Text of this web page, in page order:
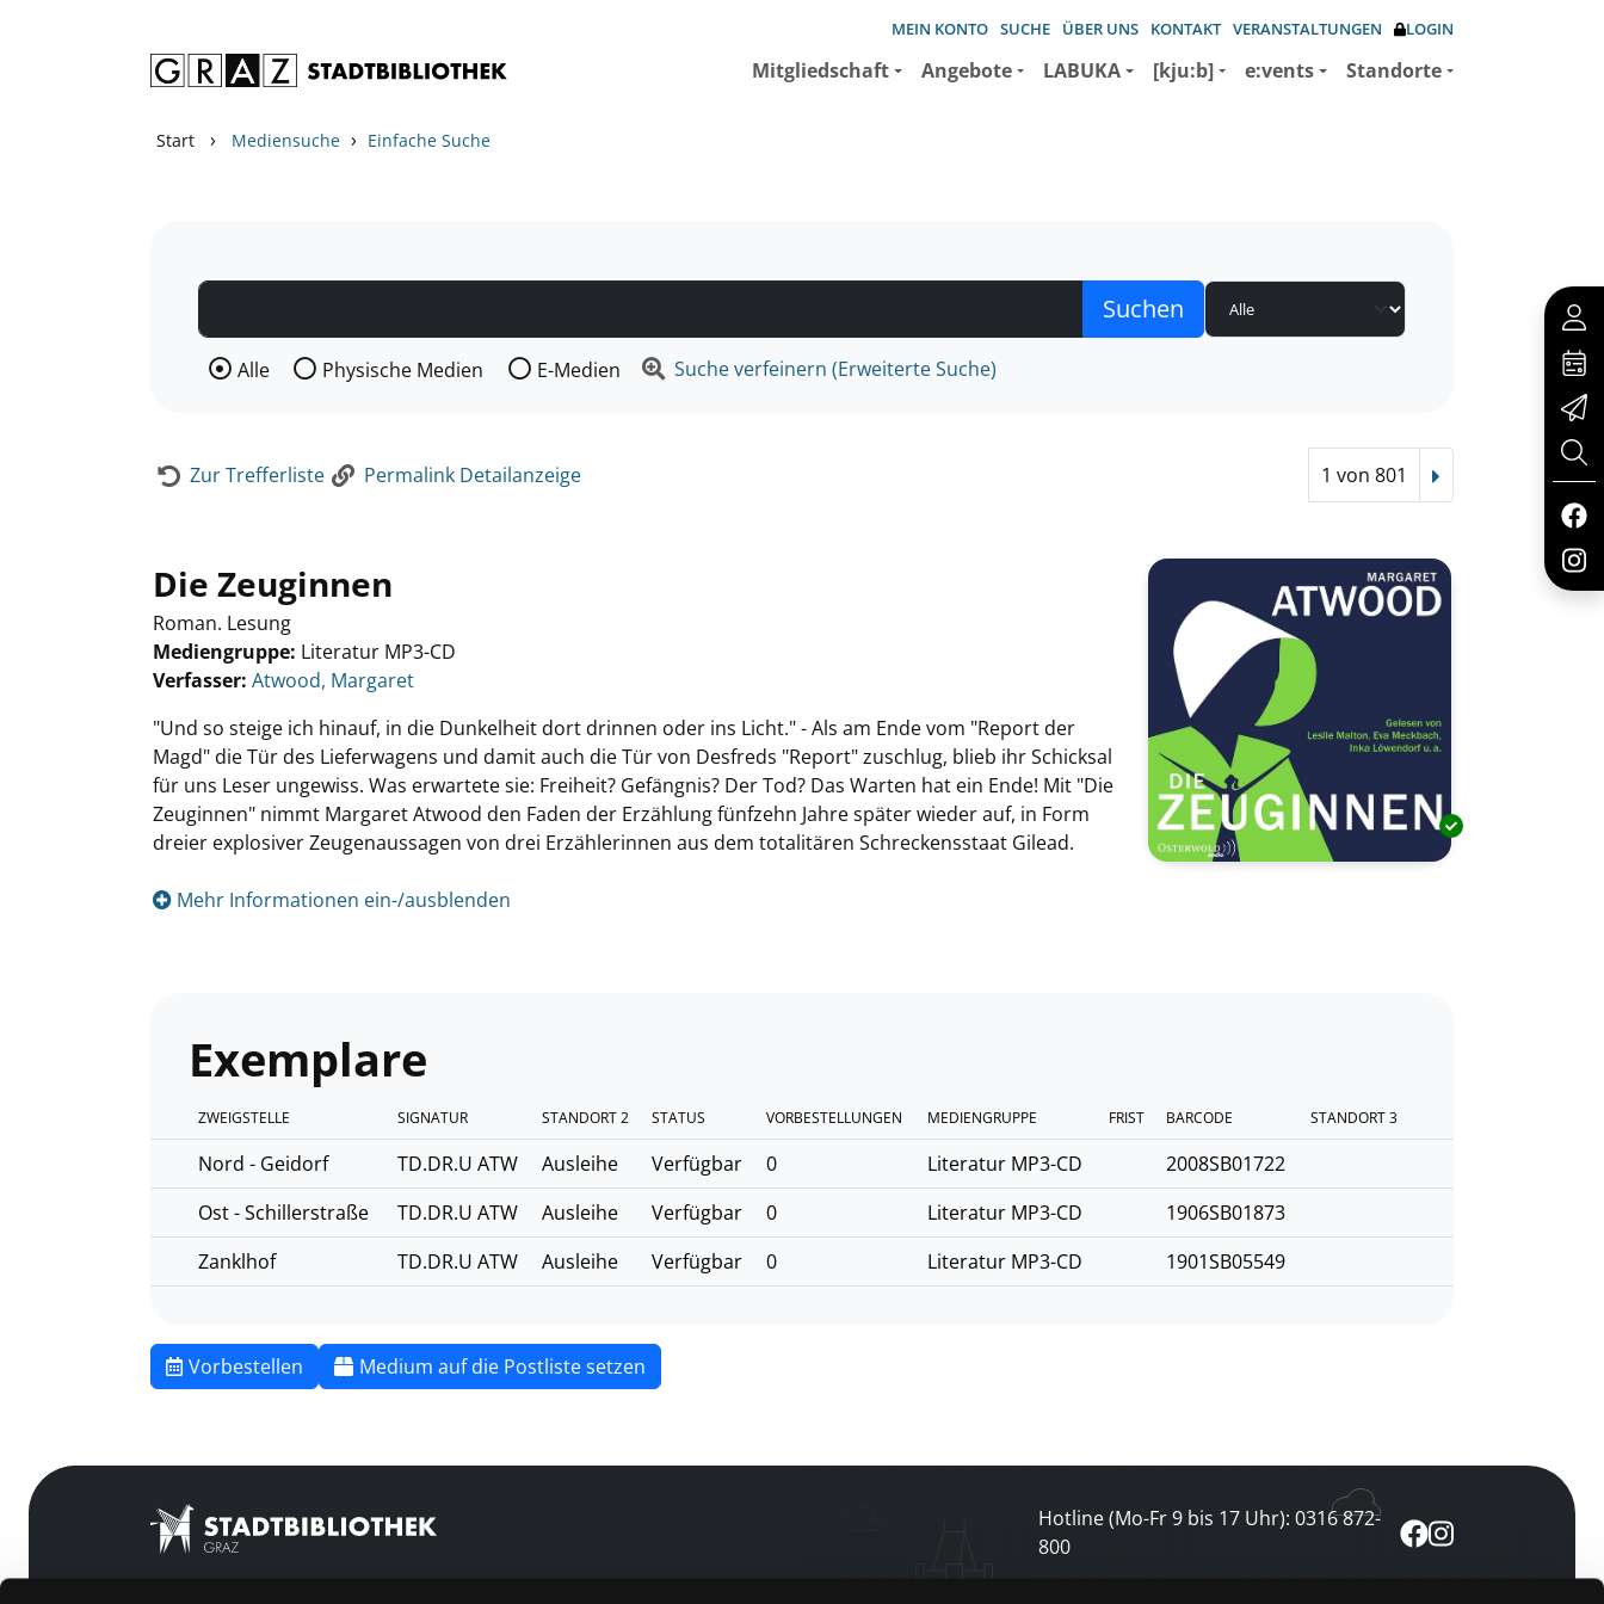
MEIN KONTO SUCHE ÜBER UNS KONTAKT VERANSTALTUNGEN LOGIN
Mitgliedschaft Angebote LABUKA [kju:b] e:vents Standorte
Start › Mediensuche › Einfache Suche
Wählen Sie die Medienart nach der Sie suchen wollen.
Alle Physische Medien E-Medien Suche verfeinern (Erweiterte Suche)
Zur Trefferliste Permalink Detailanzeige 1 von 801 Nächster Treffer
Die Zeuginnen
Roman. Lesung
Mediengruppe: Literatur MP3-CD
Verfasser: Suche nach diesem Verfasser
Atwood, Margaret
"Und so steige ich hinauf, in die Dunkelheit dort drinnen oder ins Licht." - Als am Ende vom "Report der
Magd" die Tür des Lieferwagens und damit auch die Tür von Desfreds "Report" zuschlug, blieb ihr Schicksal
für uns Leser ungewiss. Was erwartete sie: Freiheit? Gefängnis? Der Tod? Das Warten hat ein Ende! Mit "Die
Zeuginnen" nimmt Margaret Atwood den Faden der Erzählung fünfzehn Jahre später wieder auf, in Form
dreier explosiver Zeugenaussagen von drei Erzählerinnen aus dem totalitären Schreckensstaat Gilead.
Mehr Informationen ein-/ausblenden
Exemplare
ZWEIGSTELLE SIGNATUR STANDORT 2 STATUS VORBESTELLUNGEN MEDIENGRUPPE FRIST BARCODE STANDORT 3
Nord - Geidorf TD.DR.U ATW Ausleihe Verfügbar 0 Literatur MP3-CD
2008SB01722
Ost - Schillerstraße
TD.DR.U ATW Ausleihe Verfügbar 0 Literatur MP3-CD
1906SB01873
Zanklhof
TD.DR.U ATW Ausleihe Verfügbar 0 Literatur MP3-CD 1901SB05549
Vorbestellen Medium auf die Postliste setzen
Hotline (Mo-Fr 9 bis 17 Uhr): 0316 872-
800